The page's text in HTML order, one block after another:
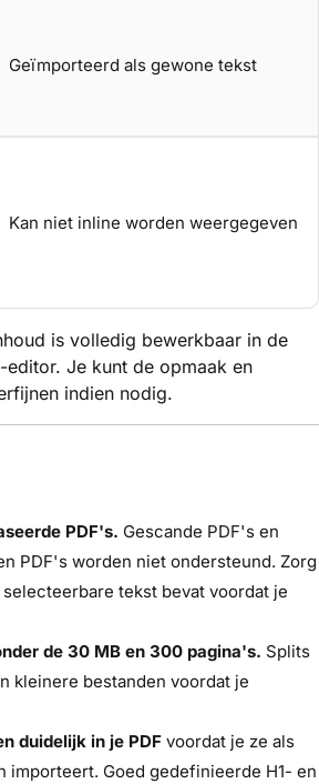
Geïmporteerd als gewone tekst
Kan niet inline worden weergegeven
is volledig bewerkbaar in de
editor. Je kunt de opmaak en
indien nodig.
PDF's. Gescande PDF's en
PDF's worden niet ondersteund. Zorg
tekst bevat voordat je
de 30 MB en 300 pagina's. Splits
kleinere bestanden voordat je
duidelijk in je PDF voordat je ze als
importeert. Goed gedefinieerde H1- en